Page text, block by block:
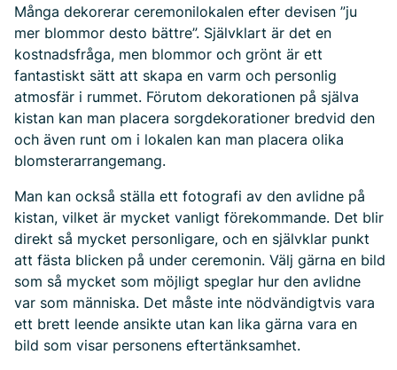
Många dekorerar ceremonilokalen efter devisen ”ju
mer blommor desto bättre”. Självklart är det en
kostnadsfråga, men blommor och grönt är ett
fantastiskt sätt att skapa en varm och personlig
atmosfär i rummet. Förutom dekorationen på själva
kistan kan man placera sorgdekorationer bredvid den
och även runt om i lokalen kan man placera olika
blomsterarrangemang.
Man kan också ställa ett fotografi av den avlidne på
kistan, vilket är mycket vanligt förekommande. Det blir
direkt så mycket personligare, och en självklar punkt
att fästa blicken på under ceremonin. Välj gärna en bild
som så mycket som möjligt speglar hur den avlidne
var som människa. Det måste inte nödvändigtvis vara
ett brett leende ansikte utan kan lika gärna vara en
bild som visar personens eftertänksamhet.